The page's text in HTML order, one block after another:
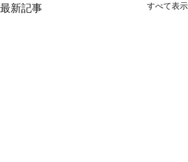
最新記事 すべて表示